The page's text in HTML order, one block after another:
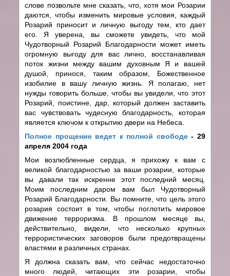
слове позвольте мне сказать, что, хотя мои Розарии
даются, чтобы изменить мировые условия, каждый
Розарий приносит и личную выгоду тем, кто дает
его. Я уверена, вы сможете увидеть, что мой
Чудотворный Розарий Благодарности может иметь
огромную выгоду для вас лично, восстанавливая
поток жизни между вашим духовным Я и вашей
душой, принося, таким образом, Божественное
изобилие в вашу личную жизнь. Я полагаю, нет
нужды говорить больше, чтобы вы увидели, что этот
Розарий, поистине, дар, который должен заставить
вас чувствовать чудесную благодарность, которая
является ключом к открытию двери на Небеса.
Полное прощение ведет к полной свободе- 29
апреля 2004 года
Мои возлюбленные сердца, я прихожу к вам с
великой благодарностью за ваши розарии, которые
вы давали так искренне этот последний месяц.
Моим последним даром вам был Чудотворный
Розарий Благодарности. Вы помните, что цель этого
розария состоит в том, чтобы поглотить мировое
движение терроризма. В прошлом месяце вы,
действительно, видели, что несколько крупных
террористических заговоров были предотвращены
властями в различных странах.
Я должна сказать вам, что сейчас недостаточно
много людей, читающих эти розарии, чтобы